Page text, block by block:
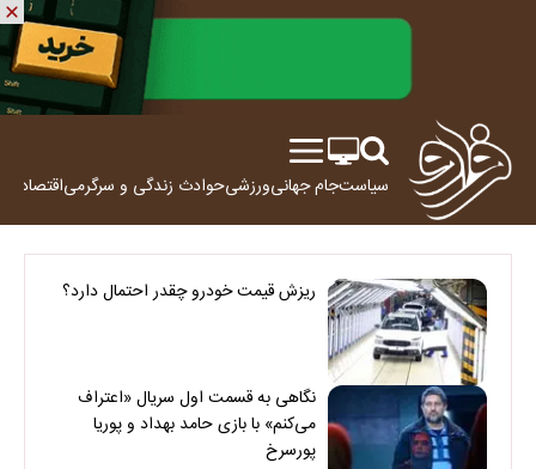
سیاستجام جهانیورزشیحوادث زندگی و سرگرمیاقتصاد
ریزش قیمت خودرو چقدر احتمال دارد؟
نگاهی به قسمت اول سریال «اعتراف
می‌کنم» با بازی حامد بهداد و پوریا
پورسرخ